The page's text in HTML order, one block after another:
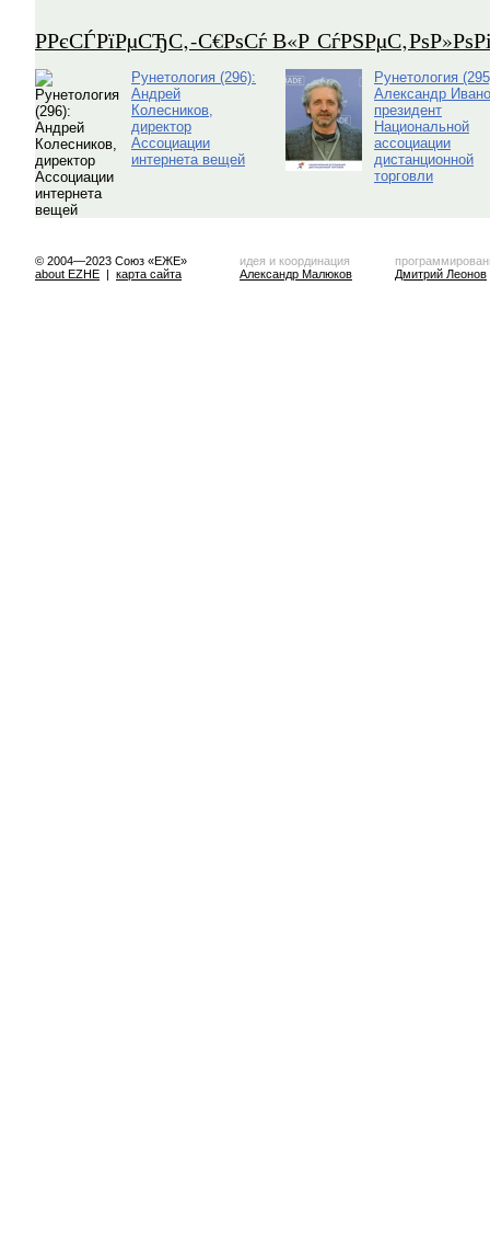
Р­РєСЃРїРµСЂС‚-С€РѕСѓ В«Р
Рунетология (296):
Андрей
Колесников,
директор
Ассоциации
интернета вещей
Рунетология
Александр
президент
Национальной
ассоциации
дистанционной
торговли
© 2004—2023 Союз «ЕЖЕ»
about EZHE | карта сайта
идея и координация
Александр Малюков
Дмитрий Леонов